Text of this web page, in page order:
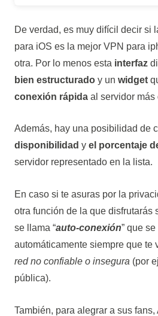
De verdad, es muy difícil decir si
para iOS es la mejor VPN para
otra. Por lo menos esta interfaz
bien estructuradoy un widget
conexión rápidaal servidor más
Además, hay una posibilidad de
disponibilidad y el porcentaje
servidor representado en la lista.
En caso si te asuras por la
otra función de la que disfrutarás
se llama “auto-conexión” que
automáticamente siempre que te
red no confiable o insegura (por
pública).
También, para alegrar a sus